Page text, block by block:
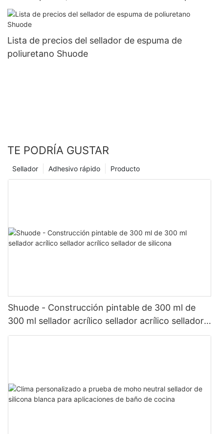
de poliuretano personalizada.
Lista de precios del sellador de espuma de
poliuretano Shuode
TE PODRÍA GUSTAR
Producto
Adhesivo rápido
Sellador
Shuode - Construcción pintable de 300 ml de
300 ml sellador acrílico sellador acrílico sellador
de silicona